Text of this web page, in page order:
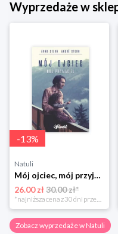
Wyprzedaże w
-13%
Natuli
Mój ojciec, mój przyjaciel Element
26.00 zł30.00 zł*
*najniższa cena z 30 dni przed obniżką
Zobacz wyprzedaże w Natuli